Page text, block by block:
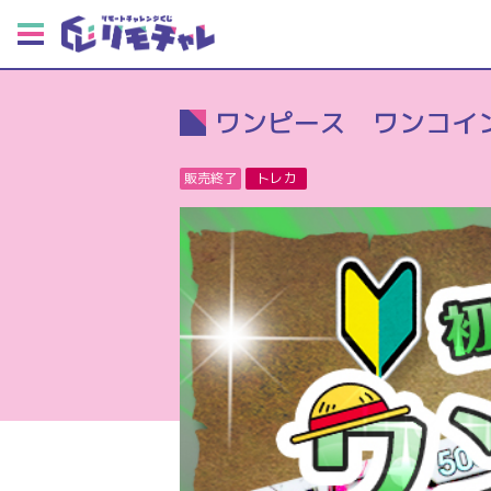
ワンピース ワンコイ
販売終了 トレカ